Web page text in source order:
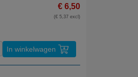
€ 6,50
(€ 5,37 excl)
In winkelwagen